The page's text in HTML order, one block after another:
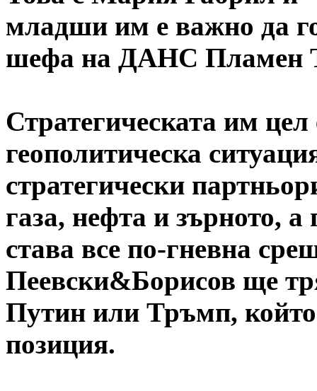
младши им е важно да
шефа на ДАНС Пламен
Стратегическата им
геополитическа
стратегически
газа, нефта и зърното,
става все по-гневна
Пеевски&Борисов ще
Путин или Тръмп,
позиция.